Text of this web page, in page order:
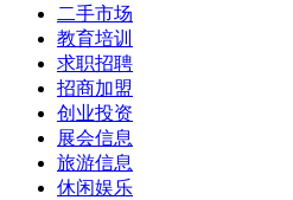
二手市场
教育培训
求职招聘
招商加盟
创业投资
展会信息
旅游信息
休闲娱乐